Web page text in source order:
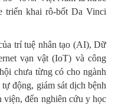
triển khai rô-bốt Da Vinci
trí tuệ nhân tạo (AI), Dữ
vạn vật (IoT) và công
chưa từng có cho ngành
động, giám sát dịch bệnh
đến nghiên cứu y học